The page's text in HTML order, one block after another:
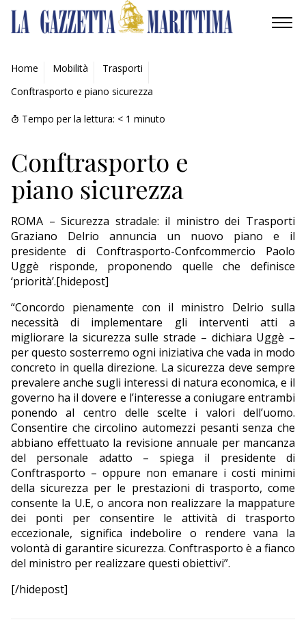
AMBIENTE
MOBILITÀ
INDUSTRIA
RICERCA
ECONOMIA
TURISMO
CULTURA
EDITORIALI
Home Mobilità
Trasporti
Conftrasporto e piano sicurezza
Tempo per la lettura: < 1 minuto
Conftrasporto e
piano sicurezza
ROMA – Sicurezza stradale: il ministro dei Trasporti
Graziano Delrio annuncia un nuovo piano e il
presidente di Conftrasporto-Confcommercio Paolo
Uggè risponde, proponendo quelle che definisce
‘priorità’.[hidepost]
“Concordo pienamente con il ministro Delrio sulla
necessità di implementare gli interventi atti a
migliorare la sicurezza sulle strade – dichiara Uggè –
per questo sosterremo ogni iniziativa che vada in modo
concreto in quella direzione. La sicurezza deve sempre
prevalere anche sugli interessi di natura economica, e il
governo ha il dovere e l’interesse a coniugare entrambi
ponendo al centro delle scelte i valori dell’uomo.
Consentire che circolino automezzi pesanti senza che
abbiano effettuato la revisione annuale per mancanza
del personale adatto – spiega il presidente di
Conftrasporto – oppure non emanare i costi minimi
della sicurezza per le prestazioni di trasporto, come
consente la U.E, o ancora non realizzare la mappature
dei ponti per consentire le attività di trasporto
eccezionale, significa indebolire o rendere vana la
volontà di garantire sicurezza. Conftrasporto è a fianco
del ministro per realizzare questi obiettivi”.
[/hidepost]